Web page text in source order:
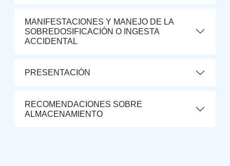
MANIFESTACIONES Y MANEJO DE LA
SOBREDOSIFICACIÓN O INGESTA
ACCIDENTAL
PRESENTACIÓN
RECOMENDACIONES SOBRE
ALMACENAMIENTO